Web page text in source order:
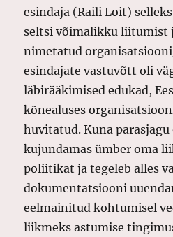
esindaja (Raili Loit)
seltsi võimalikku liitumist
nimetatud
esindajate vastuvõtt oli
läbirääkimised edukad,
kõnealuses
huvitatud. Kuna parasjagu
kujundamas ümber oma
poliitikat ja tegeleb alles
dokumentatsiooni
eelmainitud kohtumisel
liikmeks astumise